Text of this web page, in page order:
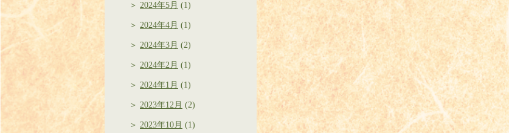
2024年5月 (1)
2024年4月 (1)
2024年3月 (2)
2024年2月 (1)
2024年1月 (1)
2023年12月 (2)
2023年10月 (1)